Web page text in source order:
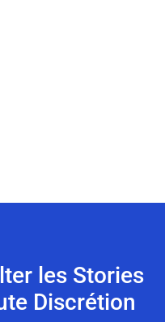
les Stories
Discrétion